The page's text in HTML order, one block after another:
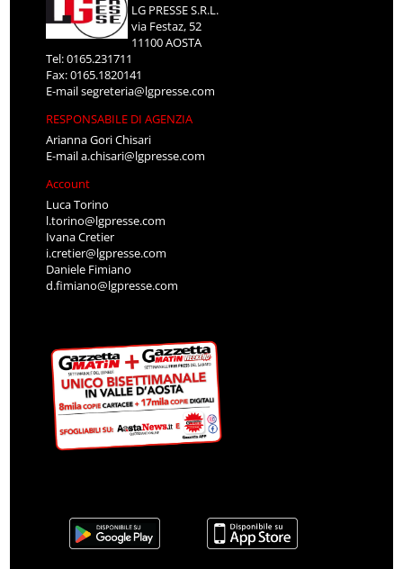
LG PRESSE S.R.L.
via Festaz, 52
11100 AOSTA
Tel: 0165.231711
Fax: 0165.1820141
E-mailsegreteria@lgpresse.com
RESPONSABILE DI AGENZIA
Arianna Gori Chisari
E-maila.chisari@lgpresse.com
Account
Luca Torino
l.torino@lgpresse.com
Ivana Cretier
i.cretier@lgpresse.com
Daniele Fimiano
d.fimiano@lgpresse.com